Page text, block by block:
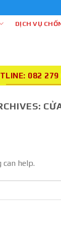
DỊCH VỤ
082 279
can help.